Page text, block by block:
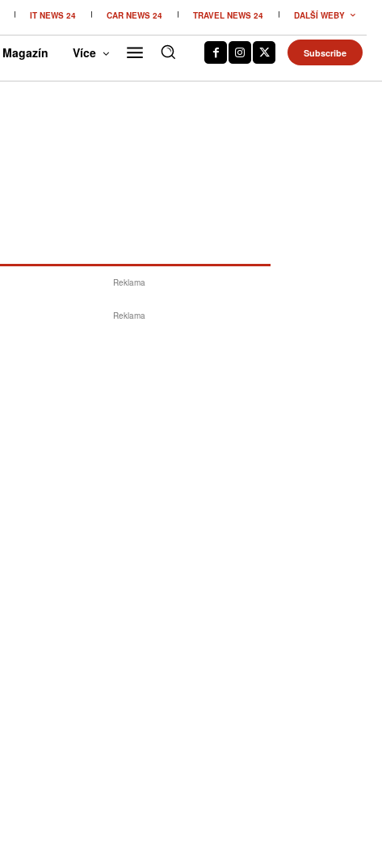
IT NEWS 24 CAR NEWS 24 TRAVEL NEWS 24 DALŠÍ WEBY
Magazín Více Subscribe
Reklama
Reklama